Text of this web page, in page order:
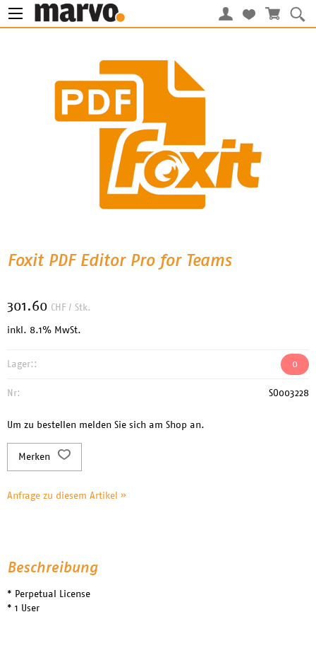
Foxit PDF Editor Pro for Teams
301.60 CHF / Stk.
inkl. 8.1% MwSt.
Lager:: 0
Nr: SO003228
Um zu bestellen melden Sie sich am Shop an.
Merken
Anfrage zu diesem Artikel »
Beschreibung
* Perpetual License
* 1 User